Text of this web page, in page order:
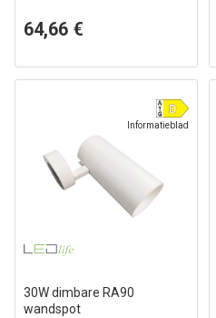
64,66 €
Informatieblad
30W dimbare RA90
wandspot